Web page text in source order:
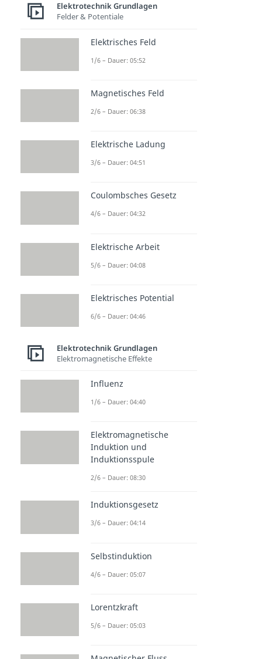
Elektrotechnik Grundlagen
Felder & Potentiale
Elektrisches Feld
1/6 – Dauer: 05:52
Magnetisches Feld
2/6 – Dauer: 06:38
Elektrische Ladung
3/6 – Dauer: 04:51
Coulombsches Gesetz
4/6 – Dauer: 04:32
Elektrische Arbeit
5/6 – Dauer: 04:08
Elektrisches Potential
6/6 – Dauer: 04:46
Elektrotechnik Grundlagen
Elektromagnetische Effekte
Influenz
1/6 – Dauer: 04:40
Elektromagnetische
Induktion und
Induktionsspule
2/6 – Dauer: 08:30
Induktionsgesetz
3/6 – Dauer: 04:14
Selbstinduktion
4/6 – Dauer: 05:07
Lorentzkraft
5/6 – Dauer: 05:03